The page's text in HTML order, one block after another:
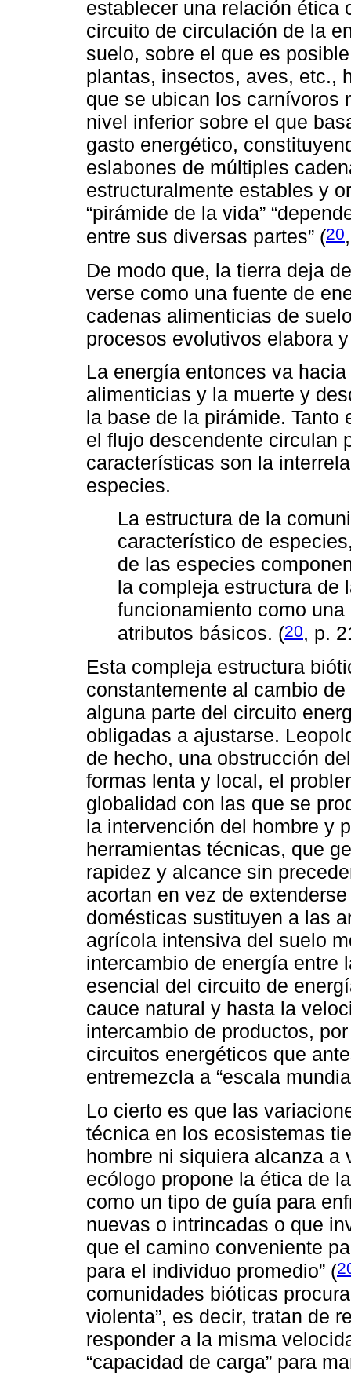
establecer una relación ética
circuito de circulación de la
suelo, sobre el que es
plantas, insectos, aves, etc.,
que se ubican los carnívoros
nivel inferior sobre el que
gasto energético,
eslabones de múltiples
estructuralmente estables y
“pirámide de la vida”
entre sus diversas partes” (20
De modo que, la tierra deja
verse como una fuente de
cadenas alimenticias de
procesos evolutivos elabora
La energía entonces va
alimenticias y la muerte y
la base de la pirámide.
el flujo descendente circulan
características son la
especies.
La estructura de la
característico de
de las especies
la compleja estructura de
funcionamiento como
atributos básicos. (20, p.
Esta compleja estructura
constantemente al cambio
alguna parte del circuito
obligadas a ajustarse.
de hecho, una obstrucción
formas lenta y local, el
globalidad con las que se
la intervención del hombre y
herramientas técnicas, que
rapidez y alcance sin
acortan en vez de
domésticas sustituyen a las
agrícola intensiva del suelo
intercambio de energía entre
esencial del circuito de
cauce natural y hasta la
intercambio de productos,
circuitos energéticos que
entremezcla a “escala
Lo cierto es que las
técnica en los ecosistemas
hombre ni siquiera alcanza a
ecólogo propone la ética de
como un tipo de guía para
nuevas o intrincadas o que
que el camino conveniente
para el individuo promedio” (
comunidades bióticas
violenta”, es decir, tratan de
responder a la misma
“capacidad de carga” para